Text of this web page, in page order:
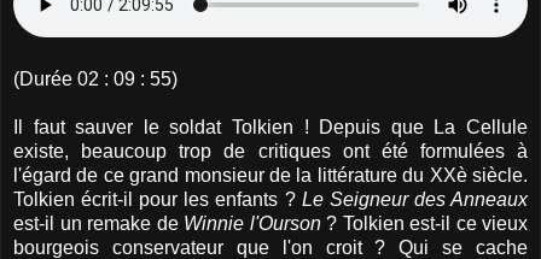
(Durée 02 : 09 : 55)
Il faut sauver le soldat Tolkien ! Depuis que La Cellule
existe, beaucoup trop de critiques ont été formulées à
l'égard de ce grand monsieur de la littérature du XXè siècle.
Tolkien écrit-il pour les enfants ? Le Seigneur des Anneaux
est-il un remake de Winnie l'Ourson? Tolkien est-il ce vieux
bourgeois conservateur que l'on croit ? Qui se cache